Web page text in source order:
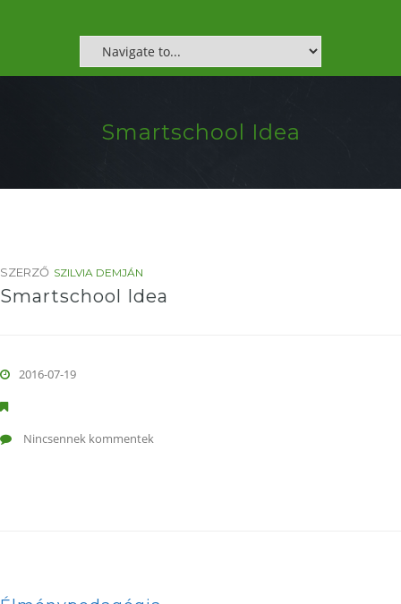
Smartschool Idea
SZERZŐ SZILVIA DEMJÁN
Smartschool Idea
2016-07-19
Nincsennek kommentek